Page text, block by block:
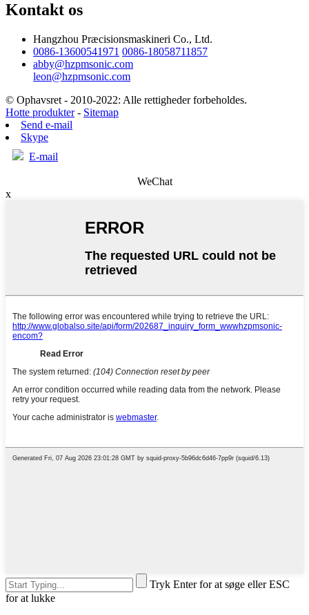
Kontakt os
Hangzhou Præcisionsmaskineri Co., Ltd.
0086-13600541971 0086-18058711857
abby@hzpmsonic.com
leon@hzpmsonic.com
© Ophavsret - 2010-2022: Alle rettigheder forbeholdes.
Hotte produkter- Sitemap
Send e-mail
Skype
E-mail
WeChat
x
Tryk Enter for at søge eller ESC
for at lukke